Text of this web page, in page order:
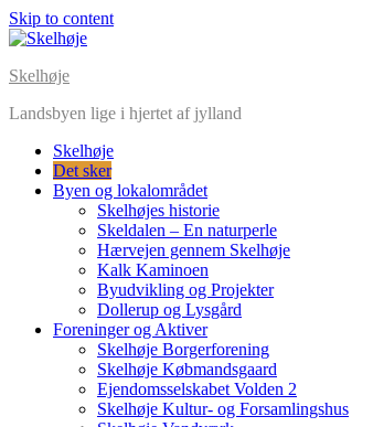
Skip to content
Skelhøje
Landsbyen lige i hjertet af jylland
Skelhøje
Det sker
Byen og lokalområdet
Skelhøjes historie
Skeldalen – En naturperle
Hærvejen gennem Skelhøje
Kalk Kaminoen
Byudvikling og Projekter
Dollerup og Lysgård
Foreninger og Aktiver
Skelhøje Borgerforening
Skelhøje Købmandsgaard
Ejendomsselskabet Volden 2
Skelhøje Kultur- og Forsamlingshus